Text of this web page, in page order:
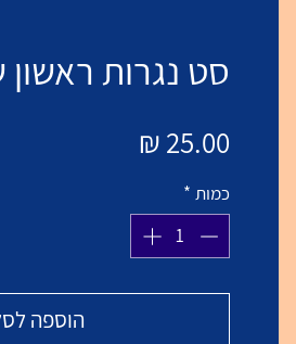
סט נגרות ראשון
כמות *
הוספה